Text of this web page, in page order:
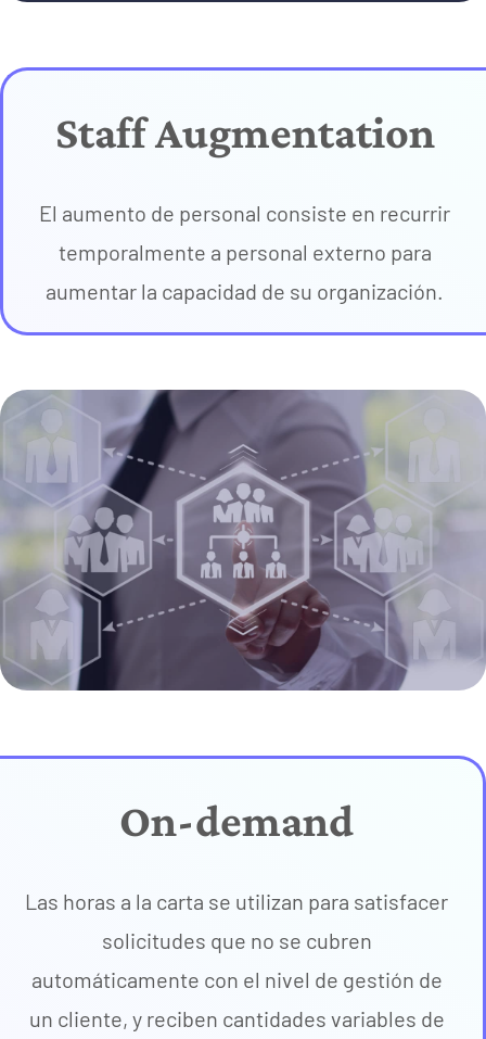
Staff Augmentation
El aumento de personal consiste en recurrir
temporalmente a personal externo para
aumentar la capacidad de su organización.
On-demand
Las horas a la carta se utilizan para satisfacer
solicitudes que no se cubren
automáticamente con el nivel de gestión de
un cliente, y reciben cantidades variables de